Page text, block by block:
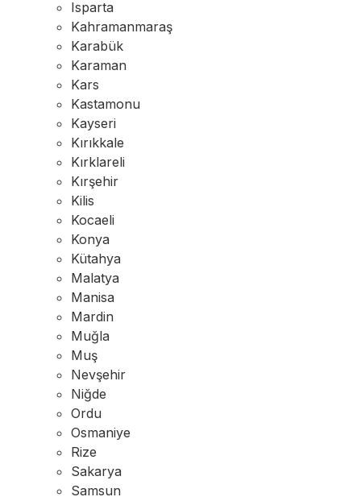
Isparta
Kahramanmaraş
Karabük
Karaman
Kars
Kastamonu
Kayseri
Kırıkkale
Kırklareli
Kırşehir
Kilis
Kocaeli
Konya
Kütahya
Malatya
Manisa
Mardin
Muğla
Muş
Nevşehir
Niğde
Ordu
Osmaniye
Rize
Sakarya
Samsun